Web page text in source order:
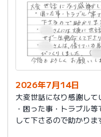
2026年7月14日
大変世話になり感謝して
・困った事・トラブル
して下さるので助かりま